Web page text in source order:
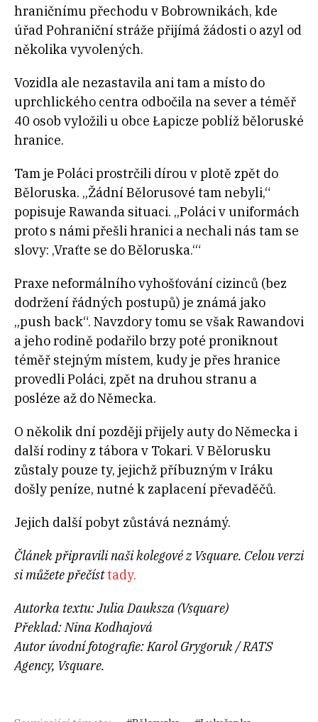
hraničnímu přechodu v Bobrownikách, kde
úřad Pohraniční stráže přijímá žádosti o azyl od
několika vyvolených.
Vozidla ale nezastavila ani tam a místo do
uprchlického centra odbočila na sever a téměř
40 osob vyložili u obce Łapicze poblíž běloruské
hranice.
Tam je Poláci prostrčili dírou v plotě zpět do
Běloruska. „Žádní Bělorusové tam nebyli,“
popisuje Rawanda situaci. „Poláci v uniformách
proto s námi přešli hranici a nechali nás tam se
slovy: ‚Vraťte se do Běloruska.‘“
Praxe neformálního vyhošťování cizinců (bez
dodržení řádných postupů) je známá jako
„push back“. Navzdory tomu se však Rawandovi
a jeho rodině podařilo brzy poté proniknout
téměř stejným místem, kudy je přes hranice
provedli Poláci, zpět na druhou stranu a
posléze až do Německa.
O několik dní později přijely auty do Německa i
další rodiny z tábora v Tokari. V Bělorusku
zůstaly pouze ty, jejichž příbuzným v Iráku
došly peníze, nutné k zaplacení převaděčů.
Jejich další pobyt zůstává neznámý.
Článek připravili naši kolegové z Vsquare. Celou verzi
si můžete přečísttady.
Autorka textu: Julia Dauksza (Vsquare)
Překlad: Nina Kodhajová
Autor úvodní fotografie: Karol Grygoruk / RATS
Agency, Vsquare.